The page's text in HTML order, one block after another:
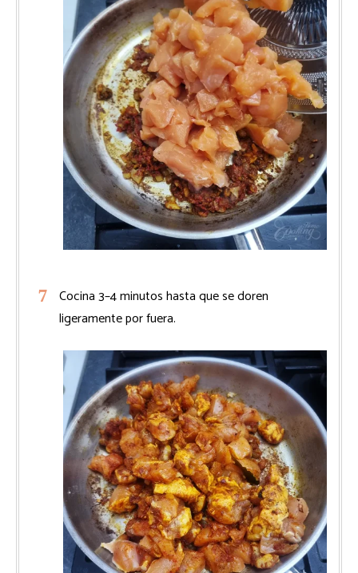
Cocina 3–4 minutos hasta que se doren
ligeramente por fuera.